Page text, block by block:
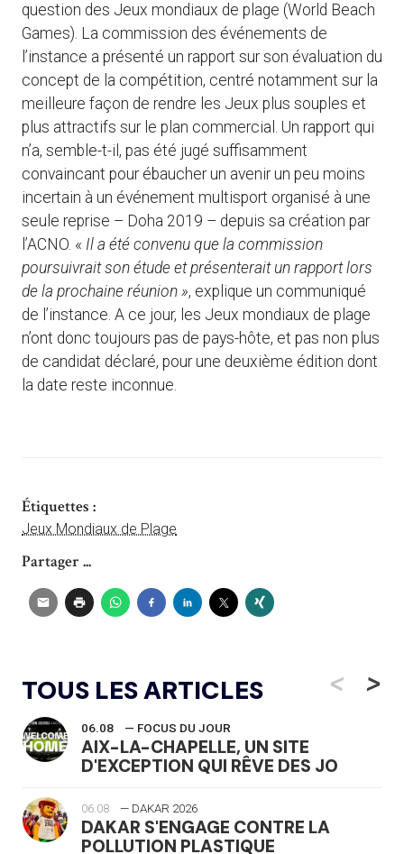
question des Jeux mondiaux de plage (World Beach
Games). La commission des événements de
l’instance a présenté un rapport sur son évaluation du
concept de la compétition, centré notamment sur la
meilleure façon de rendre les Jeux plus souples et
plus attractifs sur le plan commercial. Un rapport qui
n’a, semble-t-il, pas été jugé suffisamment
convaincant pour ébaucher un avenir un peu moins
incertain à un événement multisport organisé à une
seule reprise – Doha 2019 – depuis sa création par
l’ACNO. « Il a été convenu que la commission
poursuivrait son étude et présenterait un rapport lors
de la prochaine réunion », explique un communiqué
de l’instance. A ce jour, les Jeux mondiaux de plage
n’ont donc toujours pas de pays-hôte, et pas non plus
de candidat déclaré, pour une deuxième édition dont
la date reste inconnue.
Étiquettes :
Jeux Mondiaux de Plage
Partager ...
TOUS LES ARTICLES <
06.08 — FOCUS DU JOUR
AIX-LA-CHAPELLE, UN SITE
D'EXCEPTION QUI RÊVE DES JO
06.08 — DAKAR 2026
DAKAR S'ENGAGE CONTRE LA
POLLUTION PLASTIQUE
>